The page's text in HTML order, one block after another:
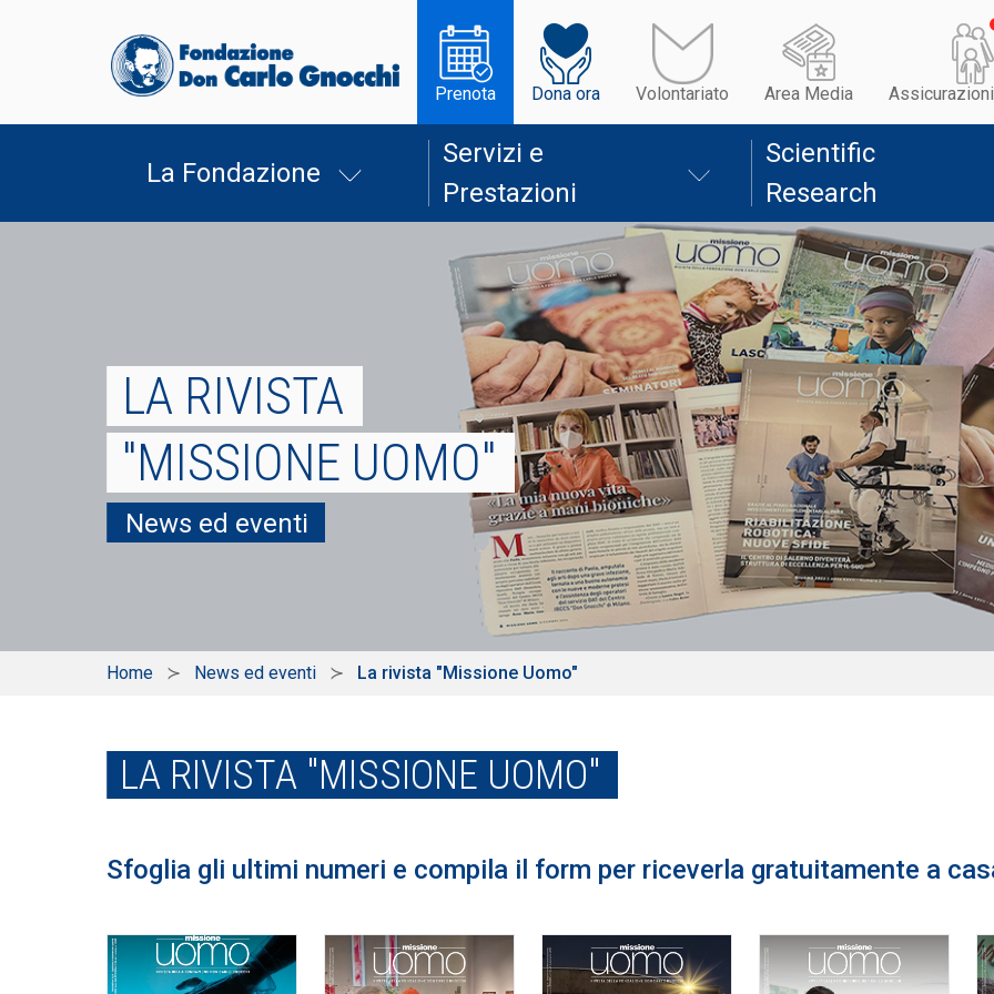
Prenota Dona ora Volontariato Area Media
La Fondazione
Servizi e
Prestazioni
Scientific
Research
LA RIVISTA
"MISSIONE UOMO"
News ed eventi
Home News ed eventi La rivista "Missione Uomo"
LA RIVISTA "MISSIONE UOMO"
Sfoglia gli ultimi numeri e compila il form per riceverla gratuitamente a